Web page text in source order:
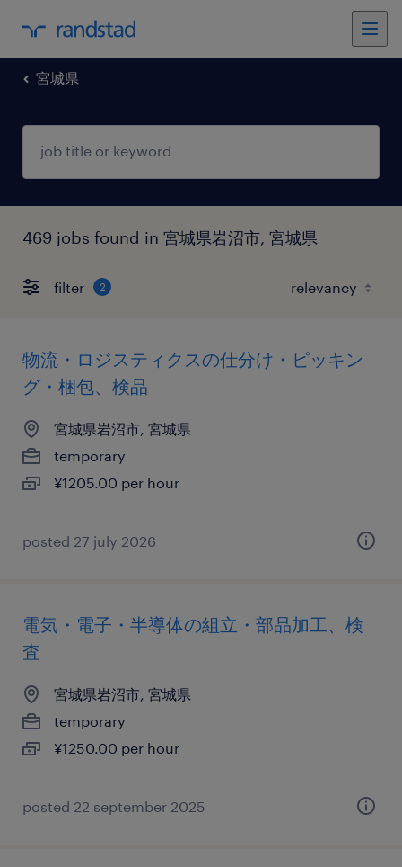
宮城県
469 jobs found in 宮城県岩沼市, 宮城県
filter 2
物流・ロジスティクスの仕分け・ピッキン
グ・梱包、検品
宮城県岩沼市, 宮城県
temporary
¥1205.00 per hour
posted 27 july 2026
電気・電子・半導体の組立・部品加工、検
査
宮城県岩沼市, 宮城県
temporary
¥1250.00 per hour
posted 22 september 2025